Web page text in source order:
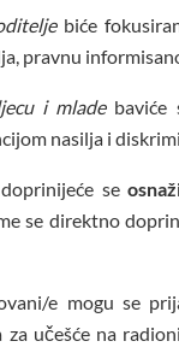
biće
pravnu
i mladebaviće
nasilja i
se
se direktno
e mogu se
za učešće na